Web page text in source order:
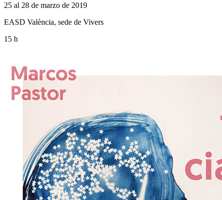
25 al 28 de marzo de 2019
EASD València, sede de Vivers
15 h